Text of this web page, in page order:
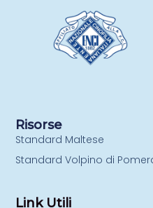
Link Utili
Risorse
Standard Maltese
Standard Volpino di